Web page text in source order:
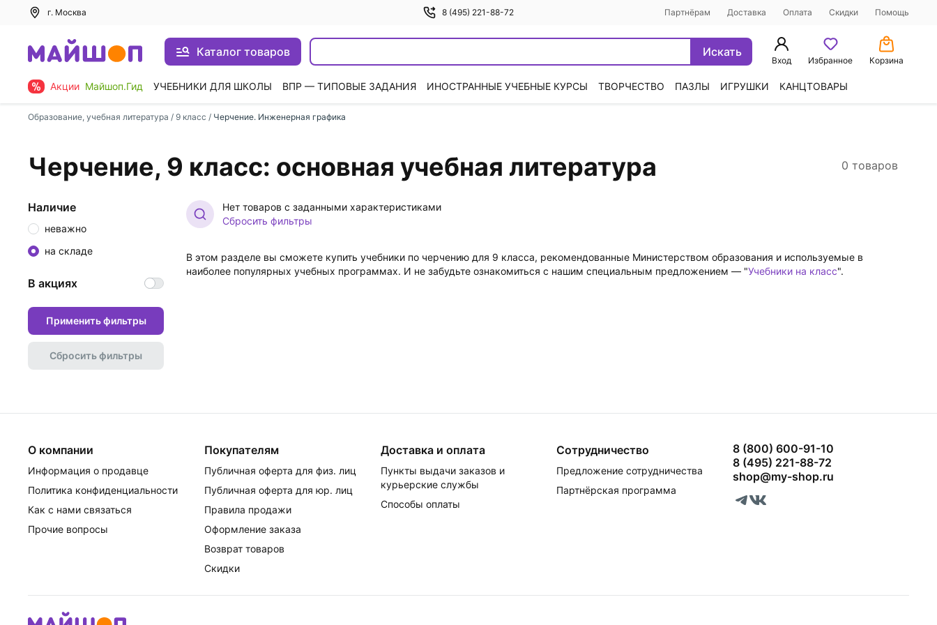
г. Москва 8 (495) 221-88-72 Партнёрам Доставка Оплата Скидки Помощь
Каталог товаров Искать
Вход Избранное Корзина
Акции Майшоп.Гид УЧЕБНИКИ ДЛЯ ШКОЛЫ ВПР — ТИПОВЫЕ ЗАДАНИЯ ИНОСТРАННЫЕ УЧЕБНЫЕ КУРСЫ ТВОРЧЕСТВО ПАЗЛЫ ИГРУШКИ КАНЦТОВАРЫ
Образование, учебная литература / 9 класс / Черчение. Инженерная графика
Черчение, 9 класс: основная учебная литература 0 товаров
Нет товаров с заданными характеристиками
Сбросить фильтры
В этом разделе вы сможете купить учебники по черчению для 9 класса, рекомендованные Министерством образования и используемые в
наиболее популярных учебных программах. И не забудьте ознакомиться с нашим специальным предложением — "Учебники на класс".
Наличие
неважно
на складе
В акциях
Применить фильтры
Сбросить фильтры
О компании
Информация о продавце
Политика конфиденциальности
Как с нами связаться
Прочие вопросы
Покупателям
Публичная оферта для физ. лиц
Публичная оферта для юр. лиц
Правила продажи
Оформление заказа
Возврат товаров
Скидки
Доставка и оплата
Пункты выдачи заказов и
курьерские службы
Способы оплаты
Сотрудничество
Предложение сотрудничества
Партнёрская программа
8 (800) 600-91-10
8 (495) 221-88-72
shop@my-shop.ru